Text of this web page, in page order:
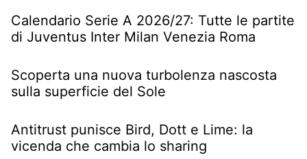
Calendario Serie A 2026/27: Tutte le partite
di Juventus Inter Milan Venezia Roma
Scoperta una nuova turbolenza nascosta
sulla superficie del Sole
Antitrust punisce Bird, Dott e Lime: la
vicenda che cambia lo sharing